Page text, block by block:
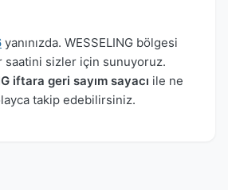
yanınızda. WESSELING bölgesi
saatini sizler için sunuyoruz.
iftara geri sayım sayacı ile ne
takip edebilirsiniz.